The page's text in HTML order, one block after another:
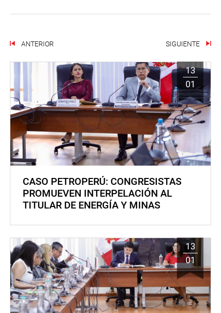
ANTERIOR SIGUIENTE
13
01
CASO PETROPERÚ: CONGRESISTAS
PROMUEVEN INTERPELACIÓN AL
TITULAR DE ENERGÍA Y MINAS
13
01